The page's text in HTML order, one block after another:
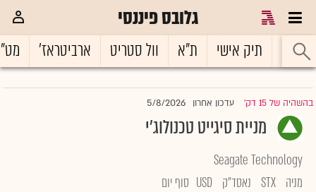
גלובס פיננסי
ראשי תיק אישי ת"א וול סטריט ארביטראז'
בהשהיה של 15 דק' |עדכון אחרון 5/8/2026
מניית סיגייט טכנולוג'י
Seagate Technology
מניה STX נאסד"ק USD סוף יום